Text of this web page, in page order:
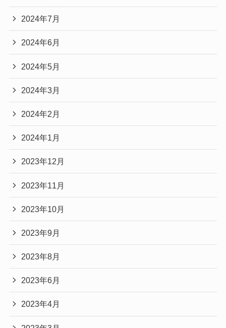
2024年7月
2024年6月
2024年5月
2024年3月
2024年2月
2024年1月
2023年12月
2023年11月
2023年10月
2023年9月
2023年8月
2023年6月
2023年4月